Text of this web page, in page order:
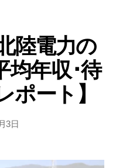
ル
ー
プ
の
就
値･
陸電力の
均年収･待
ポート】
3日